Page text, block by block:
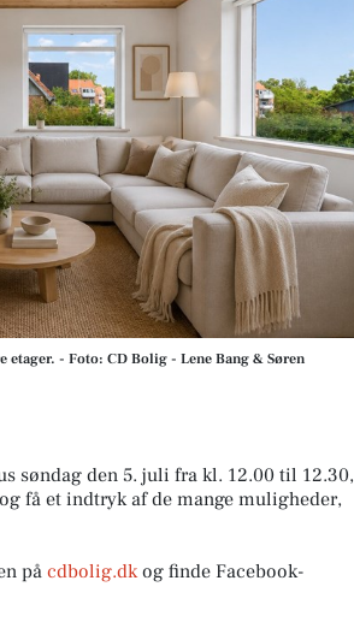
- Foto: CD Bolig - Lene Bang & Søren
søndag den 5. juli fra kl. 12.00 til 12.30,
få et indtryk af de mange muligheder,
på cdbolig.dkog finde Facebook-